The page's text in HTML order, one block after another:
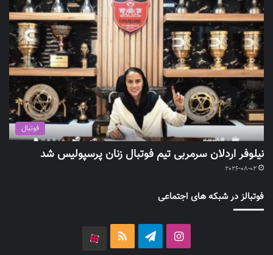
فوتبال
نیلوفر اردلان سرمربی تیم فوتبال زنان پرسپولیس شد
2026-08-02
فوتبالز در شبکه های اجتماعی
اینستاگرامتلگرام خوراک